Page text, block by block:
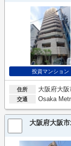
投資マンション
住所 大阪府大
交通 Osaka
大阪府大阪